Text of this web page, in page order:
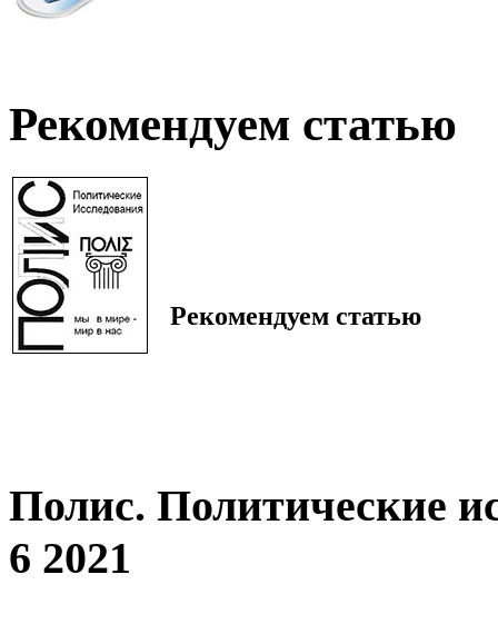
Рекомендуем статью
Рекомендуем статью
Полис. Политические
6 2021